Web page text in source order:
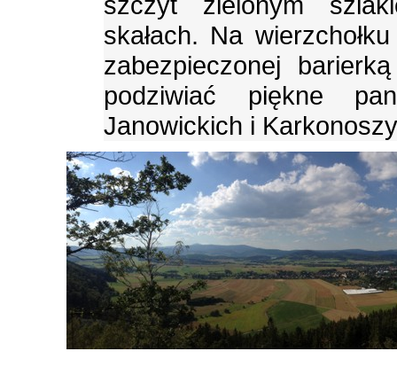
skałach. Na
zabezpieczonej
podziwiać piękne
Janowickich i